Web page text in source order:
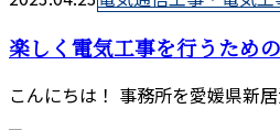
楽しく電気工事を行うため
こんにちは！ 事務所を愛媛県新